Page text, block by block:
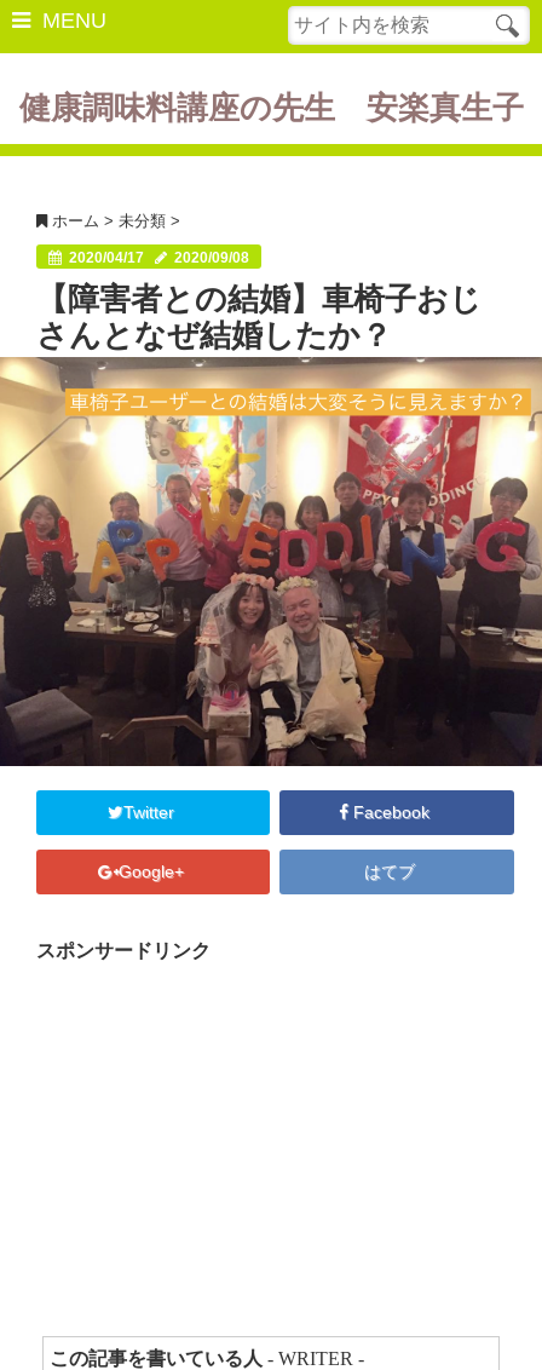
MENU
開催中の講座
ダイエット
食の豆知識
レシピ
酵素ファスティング
断薬方法・体験談
書籍紹介
プロフィール
マキコの気持ち
講座・講演・取材 依頼フォーム
Close
健康調味料講座の先生 安楽真生子
ホーム > 未分類 >
2020/04/17 2020/09/08
【障害者との結婚】車椅子おじ
さんとなぜ結婚したか？
Twitter Facebook
Google+ はてブ
スポンサードリンク
この記事を書いている人 - WRITER -